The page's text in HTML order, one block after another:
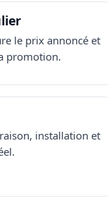
le prix annoncé et
promotion.
installation et